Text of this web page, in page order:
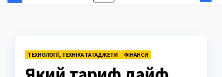
ТЕХНОЛОГІЇ, ТЕХНІКА ТА ГАДЖЕТИ ФІНАНСИ